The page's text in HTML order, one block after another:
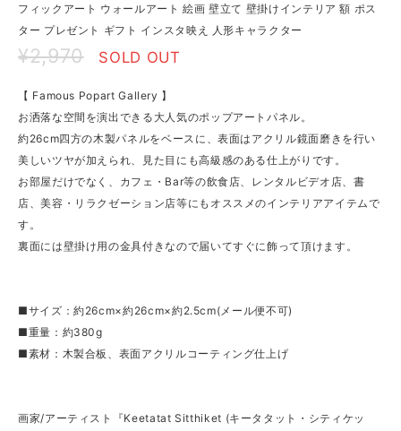
フィックアート ウォールアート 絵画 壁立て 壁掛けインテリア 額 ポス
ター プレゼント ギフト インスタ映え 人形キャラクター
¥2,970 SOLD OUT
【 Famous Popart Gallery 】
お洒落な空間を演出できる大人気のポップアートパネル。
約26cm四方の木製パネルをベースに、表面はアクリル鏡面磨きを行い
美しいツヤが加えられ、見た目にも高級感のある仕上がりです。
お部屋だけでなく、カフェ・Bar等の飲食店、レンタルビデオ店、書
店、美容・リラクゼーション店等にもオススメのインテリアアイテムで
す。
裏面には壁掛け用の金具付きなので届いてすぐに飾って頂けます。
■サイズ：約26cm×約26cm×約2.5cm(メール便不可)
■重量：約380g
■素材：木製合板、表面アクリルコーティング仕上げ
画家/アーティスト『Keetatat Sitthiket (キータタット・シティケッ